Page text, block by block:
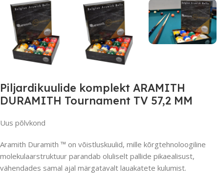
Piljardikuulide komplekt ARAMITH
DURAMITH Tournament TV 57,2 MM
Uus põlvkond
Aramith Duramith ™ on võistluskuulid, mille kõrgtehnoloogiline
molekulaarstruktuur parandab oluliselt pallide pikaealisust,
vähendades samal ajal märgatavalt lauakatete kulumist.